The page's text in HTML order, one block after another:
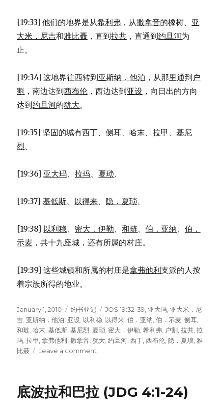
[19:33] 他们的地界是从希利弗 ，从撒拿音的橡树、 亚
大米．尼吉和雅比聂 ，直到拉共 ，直通到约旦河为
止。
[19:34] 这地界往西转到亚斯纳．他泊 ，从那里通到 户
割 ，南边达到西布伦 ，西边达到亚设 ，向日出的方向
达到约旦河的犹大。
[19:35] 坚固的城有西丁、侧耳、 哈末、拉甲 、基尼
烈、
[19:36] 亚大玛、拉玛、 夏琐、
[19:37]基低斯、 以得来、 隐．夏琐、
[19:38] 以利稳、 密大．伊勒、和琏、伯．亚纳、伯．
示麦 ，共十九座城，还有所属的村庄。
[19:39] 这些城镇和所属的村庄是拿弗他利支派的人按
着宗族所得的地业。
Posted
on
January 1, 2010 Categories
约书亚记 Tags
JOS 19:32-39 亚大玛 亚大米．尼
吉 亚斯纳．他泊 亚设 以利稳 以得来 ,伯．亚纳 ,伯．示麦 ,侧耳
和琏 ,哈末 ,基低斯 ,基尼烈 夏琐 密大．伊勒 ,希利弗 户割 ,拉共 ,拉
玛 ,拉甲 ,拿弗他利 ,撒拿音 ,犹大 ,约旦河 ,西丁 ,西布伦 ,隐．夏琐 雅
比聂
Leave a comment
弗
底波拉和巴拉 (JDG 4:1-24)